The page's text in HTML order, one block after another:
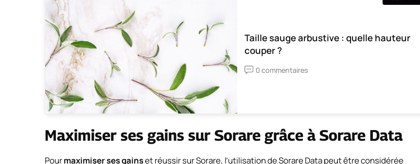
Taille sauge arbustive : quelle hauteur
couper ?
0 commentaires
Maximiser ses gains sur Sorare grâce à Sorare Data
Pourmaximiser ses gainset réussir sur Sorare, l’utilisation de Sorare Data peut être considérée